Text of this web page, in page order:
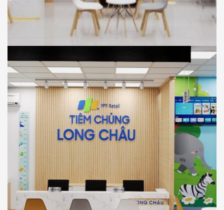
NHÀ THUỐC LONG CHÂU THIẾT KẾ
Thiết Kế Phối Cảnh 3D Trung Tâm Tiêm
Chủng Long Châu , Tân Thuận Đông, Tp
Hồ Chí Minh